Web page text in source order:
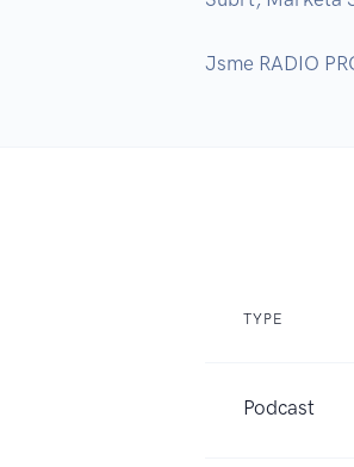
Jsme RADIO
TYPE
Podcast